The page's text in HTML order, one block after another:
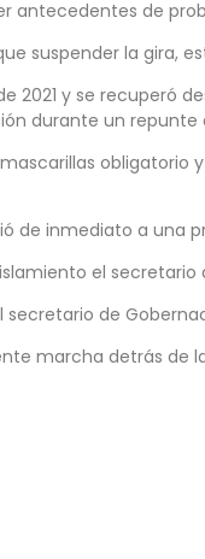
de
suspender la gira,
2021 y se
durante un repunte
de inmediato a
el
de
marcha detrás de